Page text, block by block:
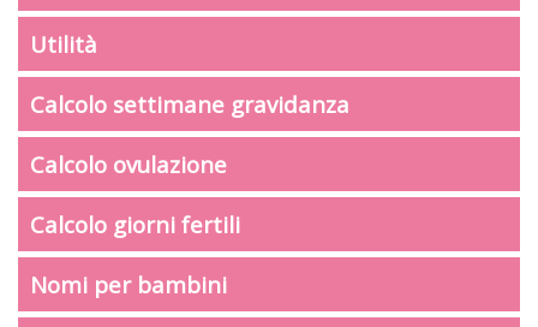
Utilità
Calcolo settimane gravidanza
Calcolo ovulazione
Calcolo giorni fertili
Nomi per bambini